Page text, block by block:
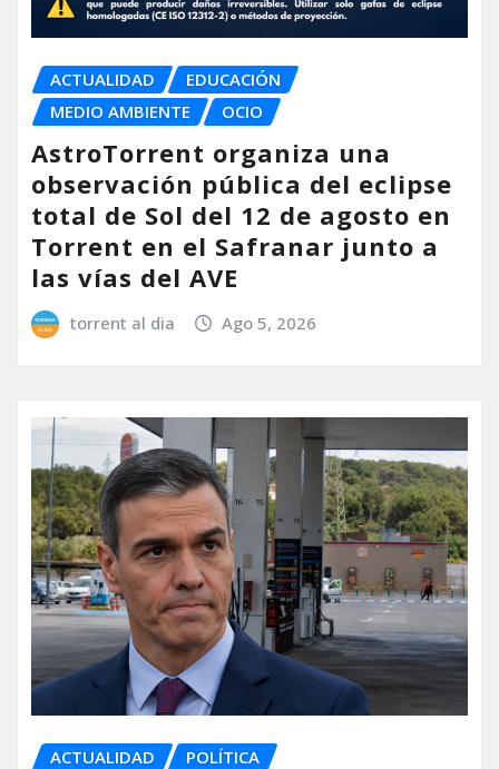
ACTUALIDAD
EDUCACIÓN
MEDIO AMBIENTE
OCIO
AstroTorrent organiza una
observación pública del eclipse
total de Sol del 12 de agosto en
Torrent en el Safranar junto a
las vías del AVE
torrent al dia Ago 5, 2026
ACTUALIDAD POLÍTICA